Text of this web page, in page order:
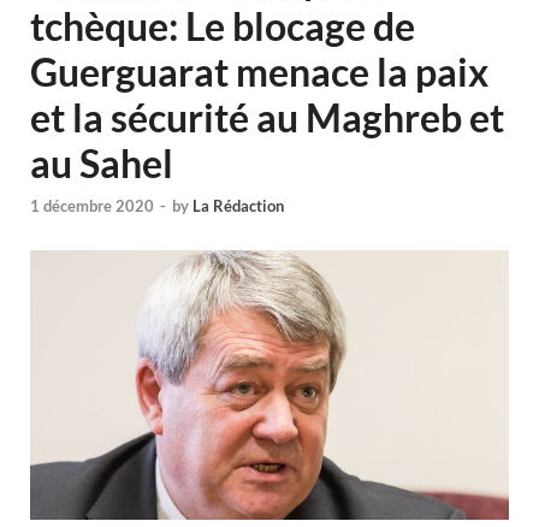
tchèque: Le blocage de
Guerguarat menace la paix
et la sécurité au Maghreb et
au Sahel
1 décembre 2020 - by La Rédaction